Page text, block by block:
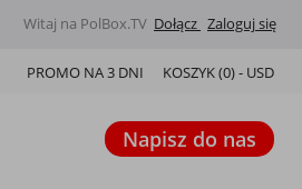
Witaj na PolBox.TV Dołącz Zaloguj się
KOSZYK (0) - USD
PROMO NA 3 DNI
Napisz do nas